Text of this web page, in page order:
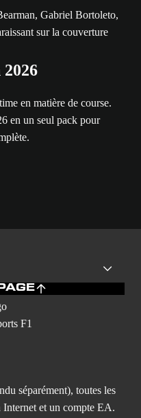
en matière de course.
en un seul pack pour
séparément), toutes les
et un compte EA.